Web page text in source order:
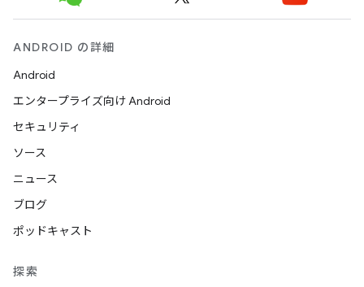
ANDROID の詳細
Android
エンタープライズ向け Android
セキュリティ
ソース
ニュース
ブログ
ポッドキャスト
探索